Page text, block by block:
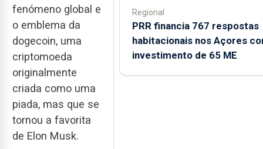
fenómeno global e
o emblema da
dogecoin, uma
criptomoeda
originalmente
criada como uma
piada, mas que se
tornou a favorita
de Elon Musk.
Regional
PRR financia 767 respostas
habitacionais nos Açores
investimento de 65 ME